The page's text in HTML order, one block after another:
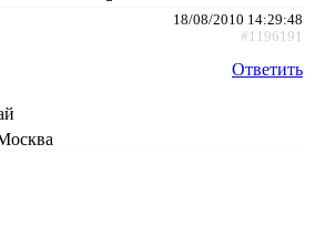
18/08/2010 14:29:48
#1196191
Ответить